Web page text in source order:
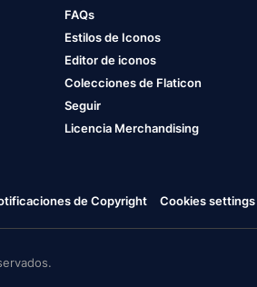
FAQs
Estilos de Iconos
Editor de iconos
Colecciones de Flaticon
Seguir
Licencia Merchandising
de Copyright Cookies settings